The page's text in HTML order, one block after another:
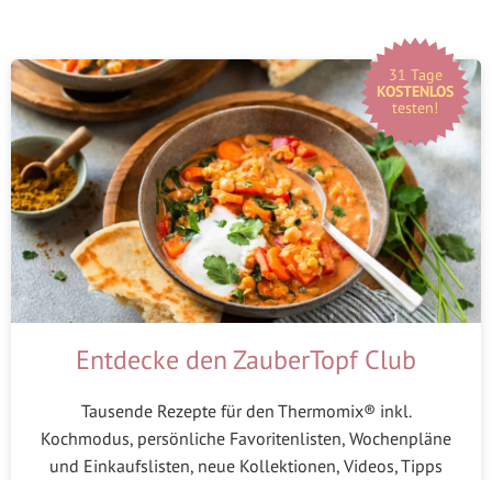
31 Tage
KOSTENLOS
testen!
Entdecke den ZauberTopf Club
Tausende Rezepte für den Thermomix® inkl.
Kochmodus, persönliche Favoritenlisten, Wochenpläne
und Einkaufslisten, neue Kollektionen, Videos, Tipps